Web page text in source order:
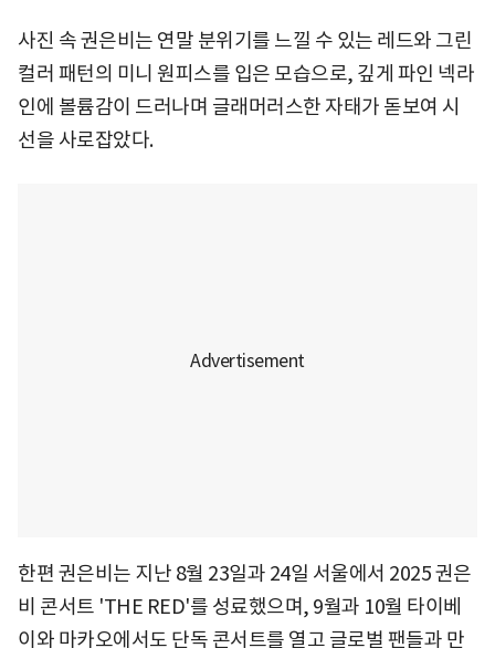
사진 속 권은비는 연말 분위기를 느낄 수 있는 레드와 그린
컬러 패턴의 미니 원피스를 입은 모습으로, 깊게 파인 넥라
인에 볼륨감이 드러나며 글래머러스한 자태가 돋보여 시
선을 사로잡았다.
한편 권은비는 지난 8월 23일과 24일 서울에서 2025 권은
비 콘서트 'THE RED'를 성료했으며, 9월과 10월 타이베
이와 마카오에서도 단독 콘서트를 열고 글로벌 팬들과 만